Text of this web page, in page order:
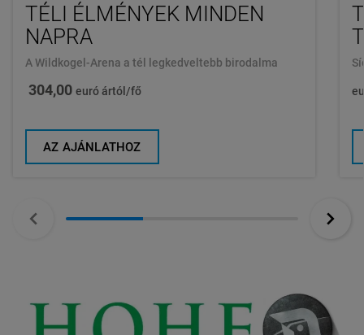
TÉLI ÉLMÉNYEK MINDEN
NAPRA
A Wildkogel-Arena a tél legkedveltebb birodalma
304,00 euró ártól/fő
AZ AJÁNLATHOZ